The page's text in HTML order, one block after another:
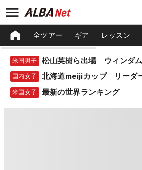
全ツアー ギア レッスン
米国男子
国内女子 北海道meijiカップ リーダ
米国女子 最新の世界ランキング